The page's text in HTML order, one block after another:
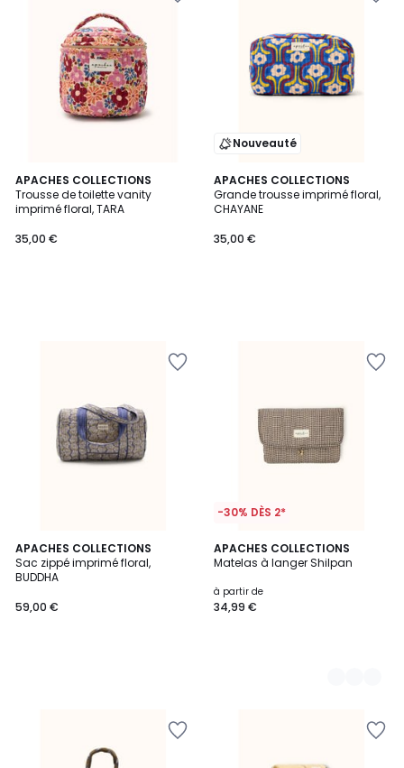
APACHES COLLECTIONS
Trousse de toilette vanity
imprimé floral, TARA
€.
35,00 €
Nouveauté
APACHES COLLECTIONS
Grande trousse imprimé floral,
CHAYANE
35,00 €
APACHES COLLECTIONS
Sac zippé imprimé floral,
BUDDHA
59,00 €
-30% DÈS 2*
APACHES COLLECTIONS
Matelas à langer Shilpan
à partir de
34,99 €
3
Couleurs